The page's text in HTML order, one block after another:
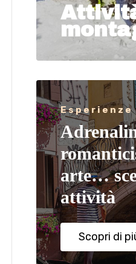
Esperienze
arte…
attività
Scopri di